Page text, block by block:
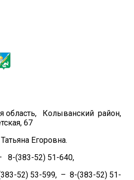
область, Колыванский район,
67
Егоровна.
8-(383-52) 51-640,
52) 53-599, – 8-(383-52) 51-